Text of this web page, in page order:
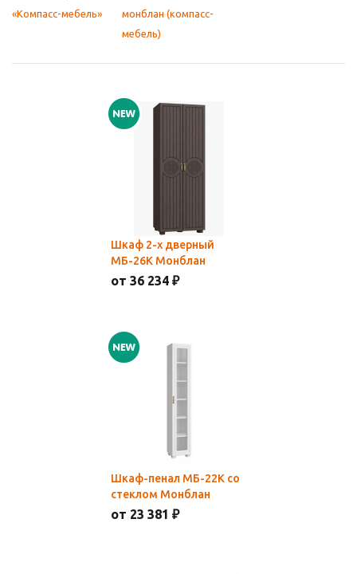
«Компасс-мебель»
монблан (компасс-
мебель)
Шкаф 2-х дверный
МБ-26К Монблан
от 36 234 ₽
Шкаф-пенал МБ-22К со
стеклом Монблан
от 23 381 ₽